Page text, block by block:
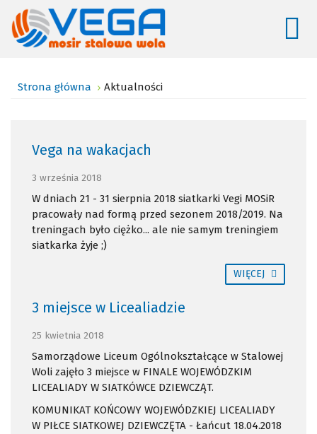
Strona główna Aktualności
Vega na wakacjach
3 września 2018
W dniach 21 - 31 sierpnia 2018 siatkarki Vegi MOSiR
pracowały nad formą przed sezonem 2018/2019. Na
treningach było ciężko... ale nie samym treningiem
siatkarka żyje ;)
WIĘCEJ
3 miejsce w Licealiadzie
25 kwietnia 2018
Samorządowe Liceum Ogólnokształcące w Stalowej
Woli zajęło 3 miejsce w FINALE WOJEWÓDZKIM
LICEALIADY W SIATKÓWCE DZIEWCZĄT.
KOMUNIKAT KOŃCOWY WOJEWÓDZKIEJ LICEALIADY
W PIŁCE SIATKOWEJ DZIEWCZĘTA - Łańcut 18.04.2018